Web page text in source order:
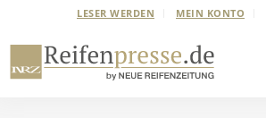
LESER WERDEN MEIN KONTO